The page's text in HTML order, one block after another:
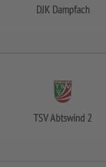
DJK Dampfach
TSV Abtswind 2